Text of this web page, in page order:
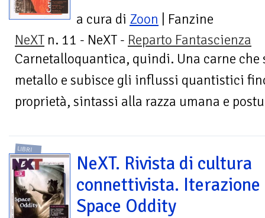
a cura di Zoon | Fanzine
NeXT n. 11 - NeXT - Reparto Fantascienza
Carnetalloquantica, quindi. Una carne
metallo e subisce gli influssi quantistici
proprietà, sintassi alla razza umana e
LIBRI
NeXT. Rivista di cultura
connettivista. Iterazione
Space Oddity